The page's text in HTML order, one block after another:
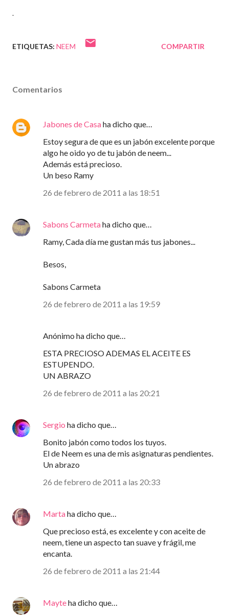
.
ETIQUETAS: NEEM COMPARTIR
Comentarios
Jabones de Casaha dicho que…
Estoy segura de que es un jabón excelente porque
algo he oido yo de tu jabón de neem...
Además está precioso.
Un beso Ramy
26 de febrero de 2011 a las 18:51
Sabons Carmetaha dicho que…
Ramy, Cada día me gustan más tus jabones...
Besos,
Sabons Carmeta
26 de febrero de 2011 a las 19:59
Anónimo ha dicho que…
ESTA PRECIOSO ADEMAS EL ACEITE ES
ESTUPENDO.
UN ABRAZO
26 de febrero de 2011 a las 20:21
Sergio ha dicho que…
Bonito jabón como todos los tuyos.
El de Neem es una de mis asignaturas pendientes.
Un abrazo
26 de febrero de 2011 a las 20:33
Martaha dicho que…
Que precioso está, es excelente y con aceite de
neem, tiene un aspecto tan suave y frágil, me
encanta.
26 de febrero de 2011 a las 21:44
Mayteha dicho que…